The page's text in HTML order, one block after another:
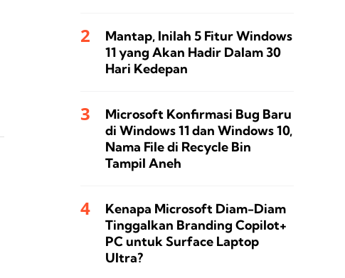
Mantap, Inilah 5 Fitur Windows
11 yang Akan Hadir Dalam 30
Hari Kedepan
Microsoft Konfirmasi Bug Baru
di Windows 11 dan Windows 10,
Nama File di Recycle Bin
Tampil Aneh
Kenapa Microsoft Diam-Diam
Tinggalkan Branding Copilot+
PC untuk Surface Laptop
Ultra?